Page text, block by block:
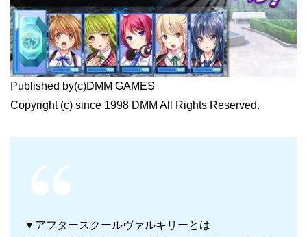
Published by(c)DMM GAMES
Copyright (c) since 1998 DMM All Rights Reserved.
▼アフタースクールヴァルキリーとは